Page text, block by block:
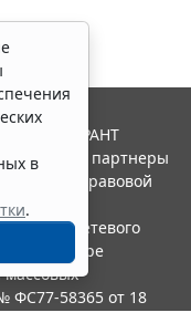
в
.
ГАРАНТ
и ее партнеры
правовой
сетевого
в сфере
ФС77-58365 от 18